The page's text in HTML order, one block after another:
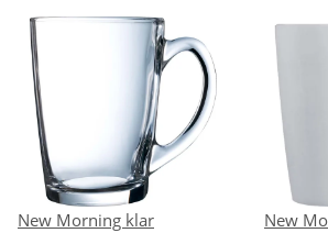
New Morning klar
New